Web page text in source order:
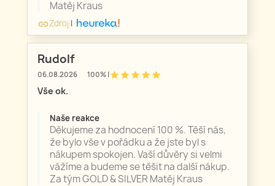
Matěj Kraus
linkZdroj |
Rudolf
06.08.2026 100% |starstarstarstarstar
Vše ok.
Naše reakce
Děkujeme za hodnocení 100 %. Těší nás,
že bylo vše v pořádku a že jste byl s
nákupem spokojen. Vaší důvěry si velmi
vážíme a budeme se těšit na další nákup.
Za tým GOLD & SILVER Matěj Kraus